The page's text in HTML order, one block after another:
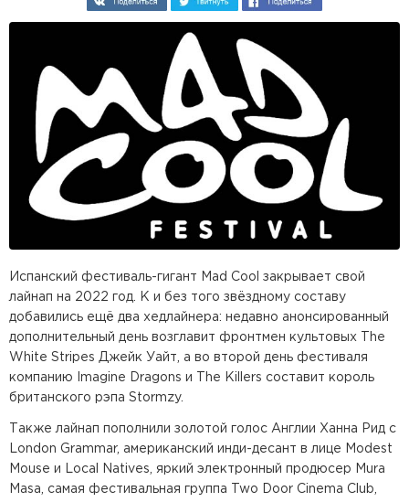
Испанский фестиваль-гигант Mad Cool закрывает свой
лайнап на 2022 год. К и без того звёздному составу
добавились ещё два хедлайнера: недавно анонсированный
дополнительный день возглавит фронтмен культовых The
White Stripes Джейк Уайт, а во второй день фестиваля
компанию Imagine Dragons и The Killers составит король
британского рэпа Stormzy.
Также лайнап пополнили золотой голос Англии Ханна Рид с
London Grammar, американский инди-десант в лице Modest
Mouse и Local Natives, яркий электронный продюcер Mura
Masa, самая фестивальная группа Two Door Cinema Club,